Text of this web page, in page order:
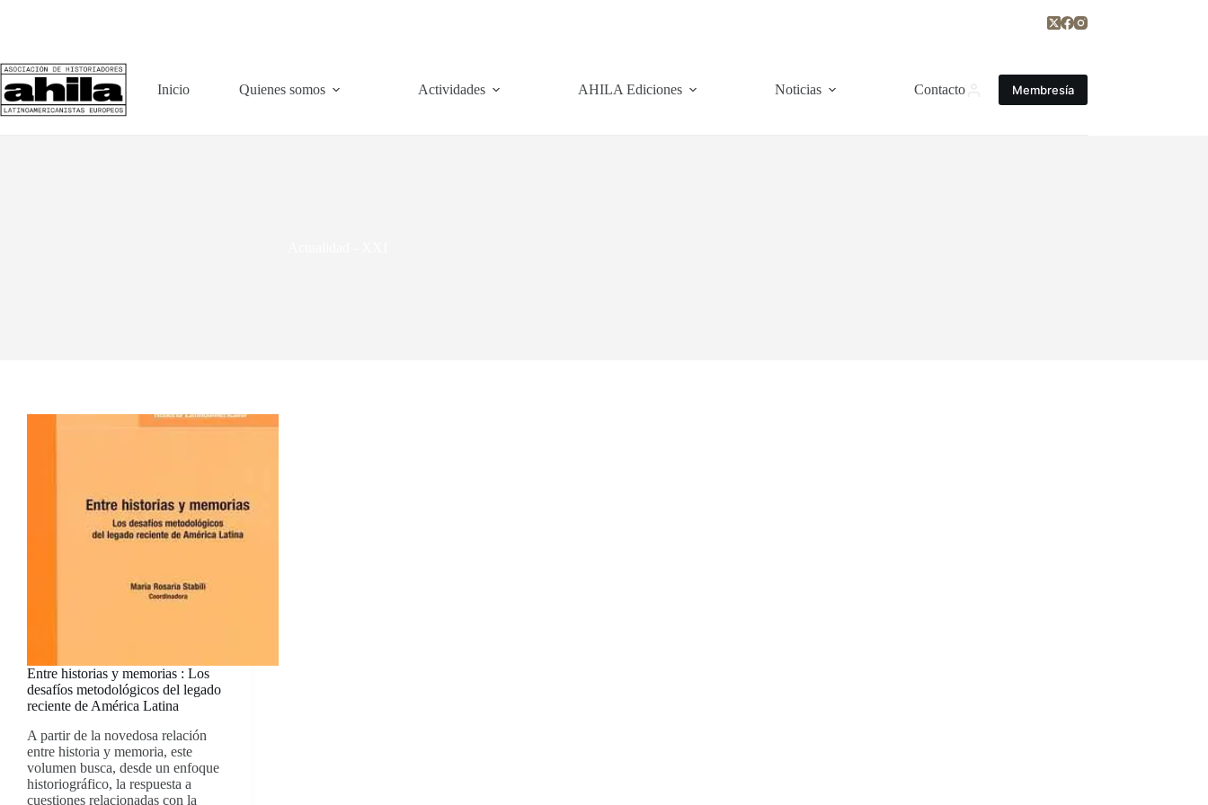
Inicio Quienes somos Actividades AHILA Ediciones Noticias Contacto Membresía
Entre historias y memorias : Los
desafíos metodológicos del legado
reciente de América Latina
A partir de la novedosa relación
entre historia y memoria, este
volumen busca, desde un enfoque
historiográfico, la respuesta a
cuestiones relacionadas con la